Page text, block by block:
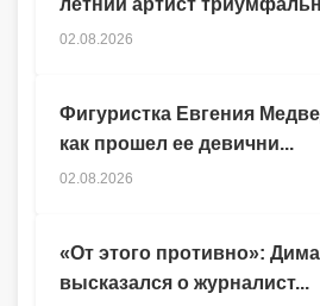
02.08.2026
Фигуристка Евгения
как прошел ее девични...
02.08.2026
«От этого противно»:
высказался о журналист...